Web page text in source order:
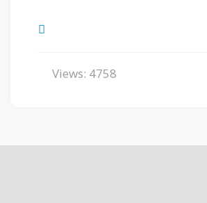
Views: 4758